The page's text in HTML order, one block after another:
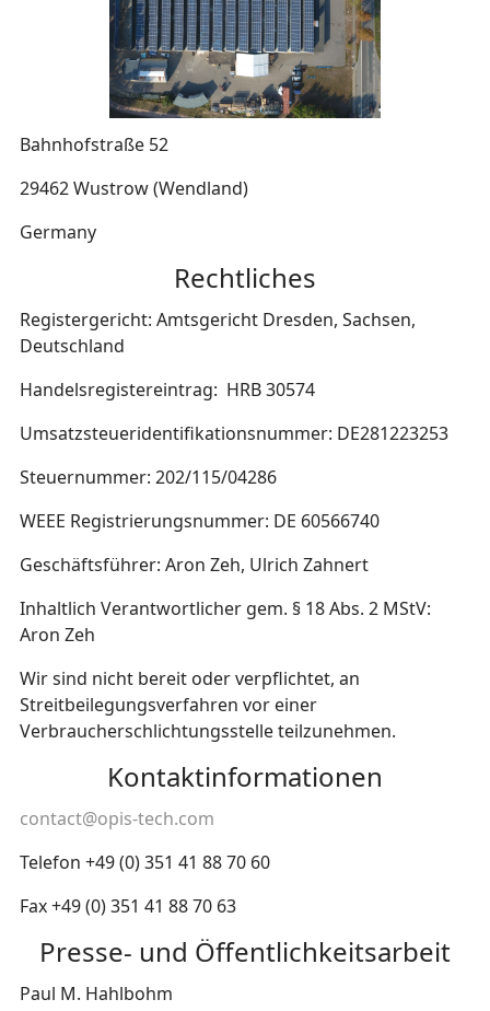
Bahnhofstraße 52
29462 Wustrow (Wendland)
Germany
Rechtliches
Registergericht: Amtsgericht Dresden, Sachsen,
Deutschland
Handelsregistereintrag: HRB 30574
Umsatzsteueridentifikationsnummer: DE281223253
Steuernummer: 202/115/04286
WEEE Registrierungsnummer: DE 60566740
Geschäftsführer: Aron Zeh, Ulrich Zahnert
Inhaltlich Verantwortlicher gem. § 18 Abs. 2 MStV:
Aron Zeh
Wir sind nicht bereit oder verpflichtet, an
Streitbeilegungsverfahren vor einer
Verbraucherschlichtungsstelle teilzunehmen.
Kontaktinformationen
contact@opis-tech.com
Telefon +49 (0) 351 41 88 70 60
Fax +49 (0) 351 41 88 70 63
Presse- und Öffentlichkeitsarbeit
Paul M. Hahlbohm